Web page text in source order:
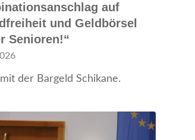
auf
und Geldbörsel
Senioren!“
der Bargeld Schikane.